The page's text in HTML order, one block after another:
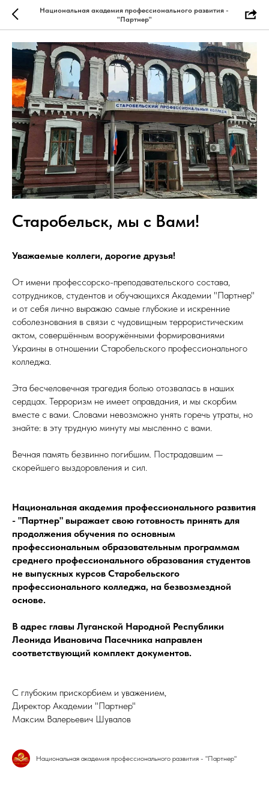
Национальная академия профессионального развития -
"Партнер"
Старобельск, мы с Вами!
Уважаемые коллеги, дорогие друзья!
От имени профессорско-преподавательского состава,
сотрудников, студентов и обучающихся Академии "Партнер"
и от себя лично выражаю самые глубокие и искренние
соболезнования в связи с чудовищным террористическим
актом, совершённым вооружёнными формированиями
Украины в отношении Старобельского профессионального
колледжа.
Эта бесчеловечная трагедия болью отозвалась в наших
сердцах. Терроризм не имеет оправдания, и мы скорбим
вместе с вами. Словами невозможно унять горечь утраты, но
знайте: в эту трудную минуту мы мысленно с вами.
Вечная память безвинно погибшим. Пострадавшим —
скорейшего выздоровления и сил.
Национальная академия профессионального развития
- "Партнер" выражает свою готовность принять для
продолжения обучения по основным
профессиональным образовательным программам
среднего профессионального образования студентов
не выпускных курсов Старобельского
профессионального колледжа, на безвозмездной
основе.
В адрес главы Луганской Народной Республики
Леонида Ивановича Пасечника направлен
соответствующий комплект документов.
С глубоким прискорбием и уважением,
Директор Академии "Партнер"
Максим Валерьевич Шувалов
Национальная академия профессионального развития - "Партнер"